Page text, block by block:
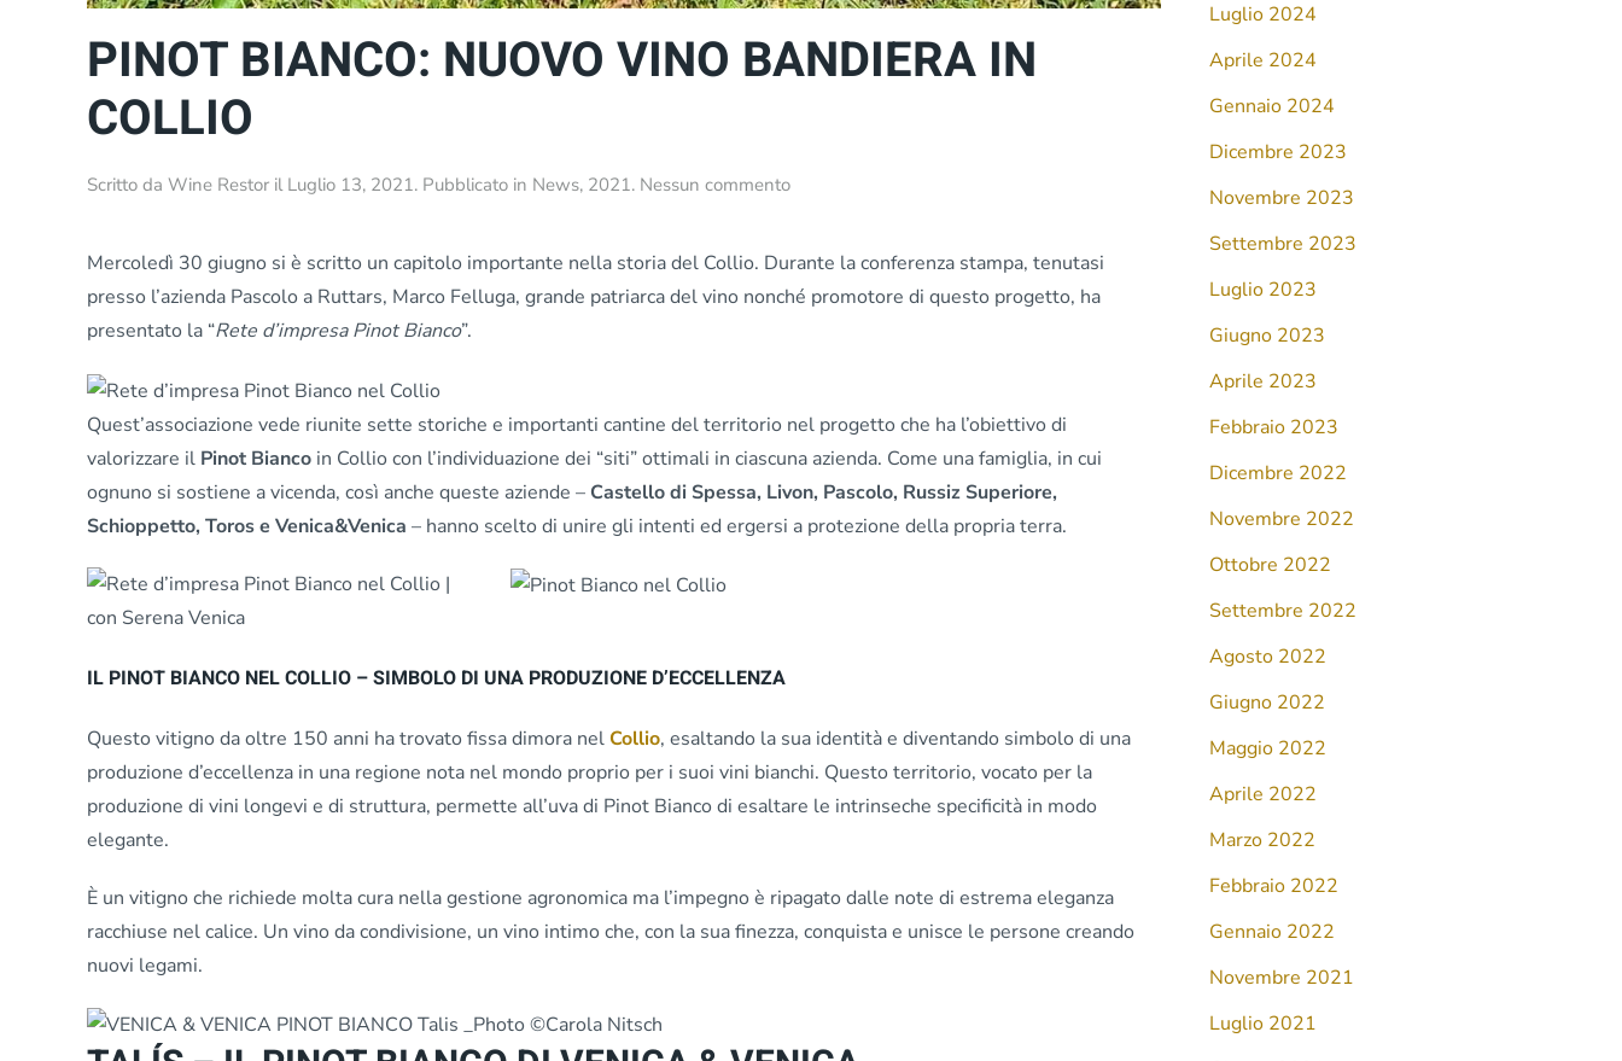
PINOT BIANCO: NUOVO VINO BANDIERA IN
COLLIO
Scritto da Wine Restor il Luglio 13, 2021. Pubblicato in News, 2021. Nessun commentosu
NUOVO
VINO
BANDIERA
Mercoledì 30 giugno si è scritto un capitolo importante nella storia del Collio. Durante la conferenza stampa, tenutasi
presso l’azienda Pascolo a Ruttars, Marco Felluga, grande patriarca del vino nonché promotore di questo progetto, ha
presentato la “Rete d’impresa Pinot Bianco”.
Quest’associazione vede riunite sette storiche e importanti cantine del territorio nel progetto che ha l’obiettivo di
valorizzare il Pinot Bianco in Collio con l’individuazione dei “siti” ottimali in ciascuna azienda. Come una famiglia, in cui
ognuno si sostiene a vicenda, così anche queste aziende – Castello di Spessa, Livon, Pascolo, Russiz Superiore,
Schioppetto, Toros e Venica&Venica – hanno scelto di unire gli intenti ed ergersi a protezione della propria terra.
IL PINOT BIANCO NEL COLLIO – SIMBOLO DI UNA PRODUZIONE D’ECCELLENZA
Questo vitigno da oltre 150 anni ha trovato fissa dimora nelCollio, esaltando la sua identità e diventando simbolo di una
produzione d’eccellenza in una regione nota nel mondo proprio per i suoi vini bianchi. Questo territorio, vocato per la
produzione di vini longevi e di struttura, permette all’uva di Pinot Bianco di esaltare le intrinseche specificità in modo
elegante.
È un vitigno che richiede molta cura nella gestione agronomica ma l’impegno è ripagato dalle note di estrema eleganza
racchiuse nel calice. Un vino da condivisione, un vino intimo che, con la sua finezza, conquista e unisce le persone creando
nuovi legami.
Luglio 2024
Aprile 2024
Gennaio 2024
Dicembre 2023
Novembre 2023
Settembre 2023
Luglio 2023
Giugno 2023
Aprile 2023
Febbraio 2023
Dicembre 2022
Novembre 2022
Ottobre 2022
Settembre 2022
Agosto 2022
Giugno 2022
Maggio 2022
Aprile 2022
Marzo 2022
Febbraio 2022
Gennaio 2022
Novembre 2021
Luglio 2021